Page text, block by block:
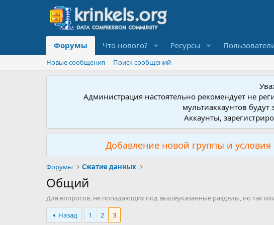
Форумы Что нового? Ресурсы
Новые сообщения Поиск сообщений
Администрация настоятельно рекомендует не
мультиаккаунтов
Аккаунты,
Добавление новой группы и
Форумы Сжатие данных
Общий
Для вопросов, не попадающих под вышеуказанные разделы, но так
Назад
1 2 3